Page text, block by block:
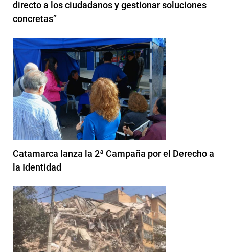
directo a los ciudadanos y gestionar soluciones
concretas”
Catamarca lanza la 2ª Campaña por el Derecho a
la Identidad